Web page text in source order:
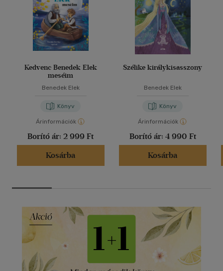
Kedvenc Benedek Elek
meséim
Benedek Elek
Könyv
Árinformációk
Borító ár: 2 999 Ft
Kosárba
Szélike királykisasszony
Benedek Elek
Könyv
Árinformációk
Borító ár: 4 990 Ft
Kosárba